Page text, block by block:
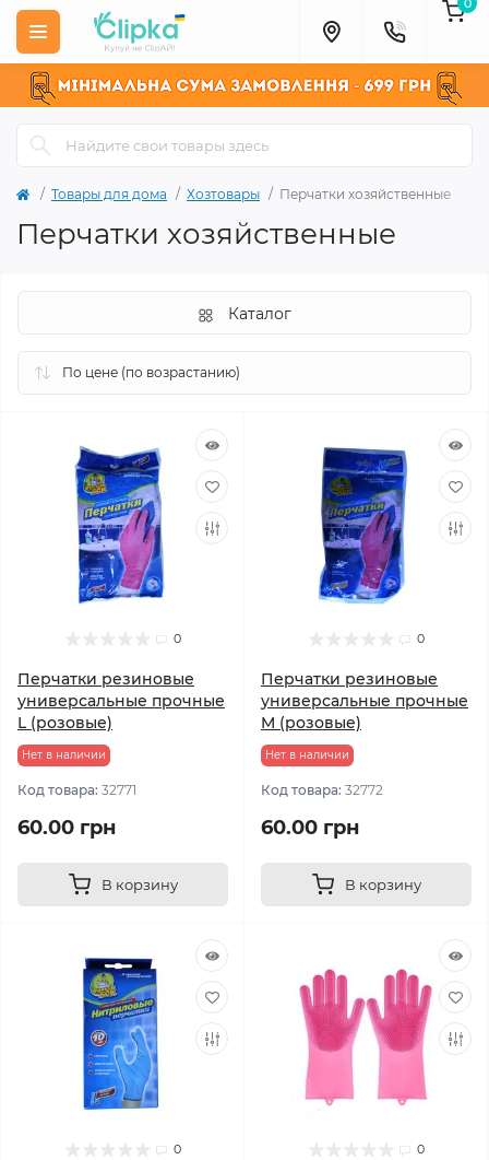
Товары для дома Хозтовары Перчатки хозяйственные
Перчатки хозяйственные
Каталог
0
Перчатки резиновые
универсальные прочные
L (розовые)
Нет в наличии
Код товара: 32771
60.00 грн
В корзину
0
Перчатки резиновые
универсальные прочные
M (розовые)
Нет в наличии
Код товара: 32772
60.00 грн
В корзину
0 0